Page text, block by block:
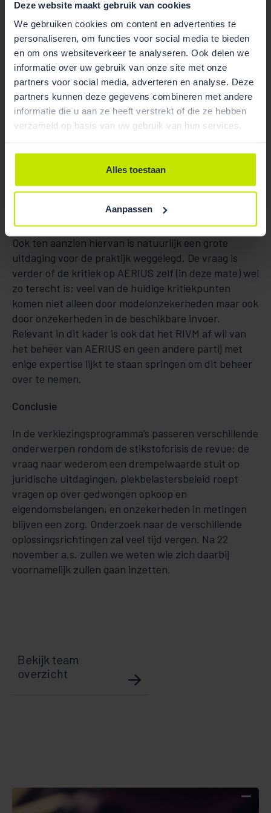
Deze website maakt gebruik van cookies
We gebruiken cookies om content en advertenties te
personaliseren, om functies voor social media te bieden
en om ons websiteverkeer te analyseren. Ook delen we
informatie over uw gebruik van onze site met onze
partners voor social media, adverteren en analyse. Deze
partners kunnen deze gegevens combineren met andere
informatie die u aan ze heeft verstrekt of die ze hebben
verzameld op basis van uw gebruik van hun services.
Alles toestaan
Aanpassen
erkent dit in hun verkiezingsprogramma en schrijft
dat de RAV-lijst (waarop de metingen van AERIUS
onder meer is gebaseerd) – wat BBB betreft –
verdwijnt en wordt vervangen door een geschikt en
toegankelijk systeem. JA21 pleit ook voor een andere
methode van stikstofberekening dan AERIUS. Een
nieuw systeem zou moeten zijn gericht op metingen
in de praktijk en niet op theoretische benadering. De
noodzaak bestaat daarom om verifieerbare
kunnen uitgeven en de juridische houdbaarheid te
waarborgen. Dit wordt gerealiseerd door metingen
en monitoringsystemen die naast verifieerbare
maatregelen juridisch kunnen borgen.
Ook ten aanzien hiervan is natuurlijk een grote
uitdaging voor de praktijk weggelegd. De vraag is
verder of de kritiek op AERIUS zelf (in deze mate) wel
zo terecht is; veel van de huidige kritiekpunten
komen niet alleen door modelonzekerheden maar ook
door onzekerheden in de beschikbare invoer.
Relevant in dit kader is ook dat het RIVM af wil van
het beheer van AERIUS en geen andere partij met
enige expertise lijkt te staan springen om dit beheer
over te nemen.
Conclusie
In de verkiezingsprogramma’s passeren verschillende
onderwerpen rondom de stikstofcrisis de revue: de
vraag naar wederom een drempelwaarde stuit op
juridische uitdagingen, piekbelastersbeleid roept
vragen op over gedwongen opkoop en
eigendomsbelangen, en onzekerheden in metingen
blijven een zorg. Onderzoek naar de verschillende
oplossingsrichtingen zal veel tijd vergen. Na 22
november a.s. zullen we weten wie zich daarbij
voornamelijk zullen gaan inzetten.
Bekijk team
overzicht